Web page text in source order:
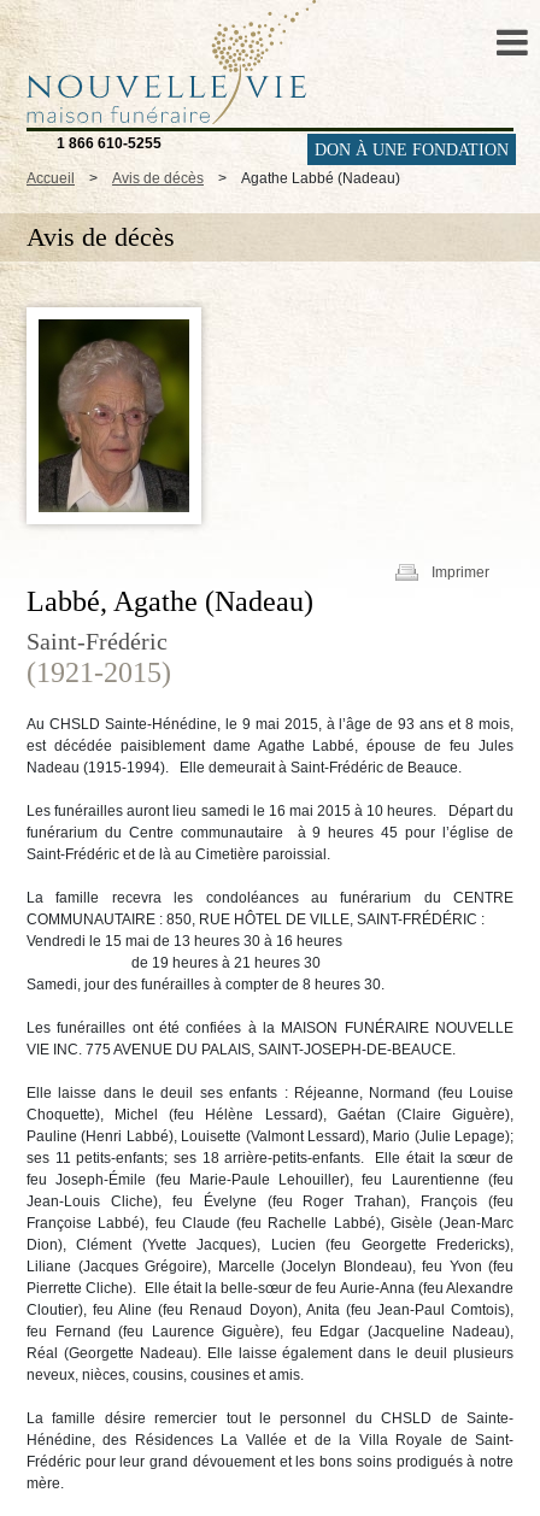
1 866 610-5255 DON À UNE FONDATION
Accueil > Avis de décès > Agathe Labbé (Nadeau)
Avis de décès
Imprimer
Labbé, Agathe (Nadeau)
Saint-Frédéric
(1921-2015)
Au CHSLD Sainte-Hénédine, le 9 mai 2015, à l’âge de 93 ans et 8 mois,
est décédée paisiblement dame Agathe Labbé, épouse de feu Jules
Nadeau (1915-1994). Elle demeurait à Saint-Frédéric de Beauce.
Les funérailles auront lieu samedi le 16 mai 2015 à 10 heures. Départ du
funérarium du Centre communautaire à 9 heures 45 pour l’église de
Saint-Frédéric et de là au Cimetière paroissial.
La famille recevra les condoléances au funérarium du CENTRE
COMMUNAUTAIRE : 850, RUE HÔTEL DE VILLE, SAINT-FRÉDÉRIC :
Vendredi le 15 mai de 13 heures 30 à 16 heures
de 19 heures à 21 heures 30
Samedi, jour des funérailles à compter de 8 heures 30.
Les funérailles ont été confiées à la MAISON FUNÉRAIRE NOUVELLE
VIE INC. 775 AVENUE DU PALAIS, SAINT-JOSEPH-DE-BEAUCE.
Elle laisse dans le deuil ses enfants : Réjeanne, Normand (feu Louise
Choquette), Michel (feu Hélène Lessard), Gaétan (Claire Giguère),
Pauline (Henri Labbé), Louisette (Valmont Lessard), Mario (Julie Lepage);
ses 11 petits-enfants; ses 18 arrière-petits-enfants. Elle était la sœur de
feu Joseph-Émile (feu Marie-Paule Lehouiller), feu Laurentienne (feu
Jean-Louis Cliche), feu Évelyne (feu Roger Trahan), François (feu
Françoise Labbé), feu Claude (feu Rachelle Labbé), Gisèle (Jean-Marc
Dion), Clément (Yvette Jacques), Lucien (feu Georgette Fredericks),
Liliane (Jacques Grégoire), Marcelle (Jocelyn Blondeau), feu Yvon (feu
Pierrette Cliche). Elle était la belle-sœur de feu Aurie-Anna (feu Alexandre
Cloutier), feu Aline (feu Renaud Doyon), Anita (feu Jean-Paul Comtois),
feu Fernand (feu Laurence Giguère), feu Edgar (Jacqueline Nadeau),
Réal (Georgette Nadeau). Elle laisse également dans le deuil plusieurs
neveux, nièces, cousins, cousines et amis.
La famille désire remercier tout le personnel du CHSLD de Sainte-
Hénédine, des Résidences La Vallée et de la Villa Royale de Saint-
Frédéric pour leur grand dévouement et les bons soins prodigués à notre
mère.